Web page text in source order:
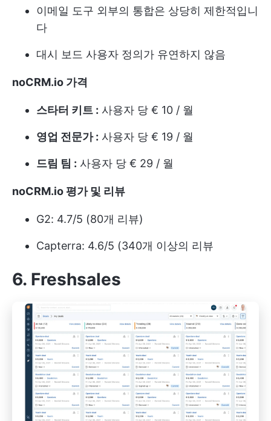
이메일 도구 외부의 통합은 상당히 제한적입니
다
대시 보드 사용자 정의가 유연하지 않음
noCRM.io 가격
스타터 키트 : 사용자 당 € 10 / 월
영업 전문가 : 사용자 당 € 19 / 월
드림 팀 : 사용자 당 € 29 / 월
noCRM.io 평가 및 리뷰
G2: 4.7/5 (80개 리뷰)
Capterra: 4.6/5 (340개 이상의 리뷰
6. Freshsales